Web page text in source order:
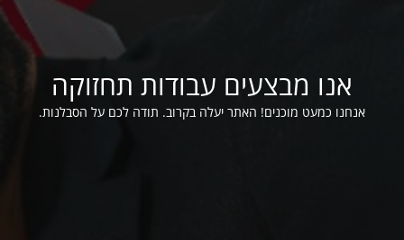
אנו מבצעים עבודות תחזוקה
אנחנו כמעט מוכנים! האתר יעלה בקרוב. תודה לכם על הסבלנות.